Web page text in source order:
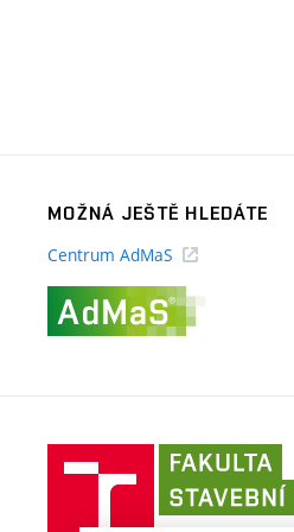
MOŽNÁ JEŠTĚ HLEDÁTE
Centrum AdMaS